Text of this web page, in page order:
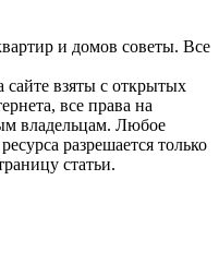
и домов советы. Все
взяты с открытых
все права на
владельцам. Любое
разрешается только
статьи.